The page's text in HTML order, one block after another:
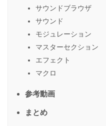
サウンドブラウザ
サウンド
モジュレーション
マスターセクション
エフェクト
マクロ
参考動画
まとめ